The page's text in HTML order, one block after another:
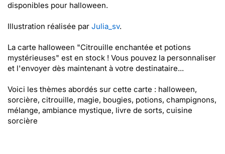
disponibles pour halloween.
Illustration réalisée par Julia_sv.
La carte halloween "Citrouille enchantée et potions
mystérieuses" est en stock ! Vous pouvez la personnaliser
et l'envoyer dès maintenant à votre destinataire...
Voici les thèmes abordés sur cette carte : halloween,
sorcière, citrouille, magie, bougies, potions, champignons,
mélange, ambiance mystique, livre de sorts, cuisine
sorcière